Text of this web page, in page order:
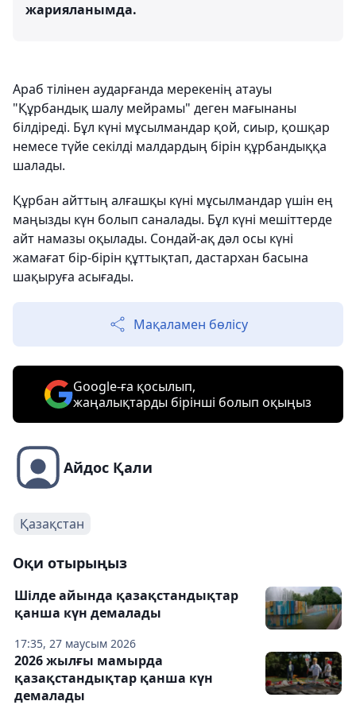
жарияланымда.
Араб тілінен аударғанда мерекенің атауы
"Құрбандық шалу мейрамы" деген мағынаны
білдіреді. Бұл күні мұсылмандар қой, сиыр, қошқар
немесе түйе секілді малдардың бірін құрбандыққа
шалады.
Құрбан айттың алғашқы күні мұсылмандар үшін ең
маңызды күн болып саналады. Бұл күні мешіттерде
айт намазы оқылады. Сондай-ақ дәл осы күні
жамағат бір-бірін құттықтап, дастархан басына
шақыруға асығады.
Мақаламен бөлісу
Google-ға қосылып,
жаңалықтарды бірінші болып оқыңыз
Айдос Қали
Қазақстан
Оқи отырыңыз
17:35, 27 маусым 2026
Шілде айында қазақстандықтар
қанша күн демалады
2026 жылғы мамырда
қазақстандықтар қанша күн
демалады